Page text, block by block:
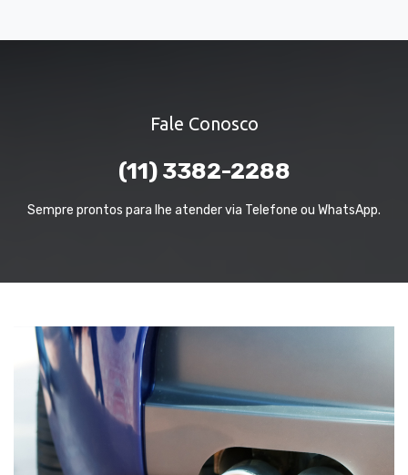
Fale Conosco
(11) 3382-2288
Sempre prontos para lhe atender via Telefone ou WhatsApp.